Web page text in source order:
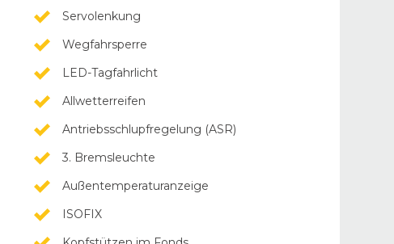
Servolenkung
Wegfahrsperre
LED-Tagfahrlicht
Allwetterreifen
Antriebsschlupfregelung (ASR)
3. Bremsleuchte
Außentemperaturanzeige
ISOFIX